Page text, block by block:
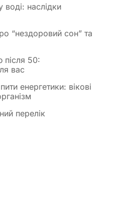
воді: наслідки
“нездоровий сон” та
після 50:
вас
енергетики: вікові
перелік